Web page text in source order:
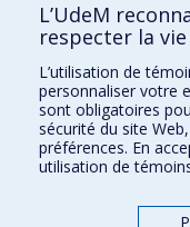
Kinésiologie et des
Orthophonie et
Réadaptation
Directions
DPC
CPASS
L’UdeM
respecter la
L’utilisation de
personnaliser votre
sont obligatoires
sécurité du site
préférences. En
utilisation de